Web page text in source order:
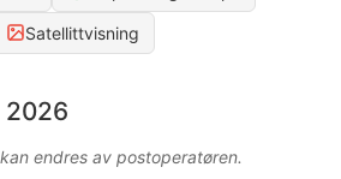
Satellittvisning
endres av postoperatøren.